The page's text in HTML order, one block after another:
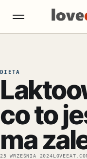
Otwórz menu
DIETA
co to
ma
25 WRZEŚNIA 2024